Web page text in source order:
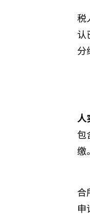
税
认
分
人
包
缴
合
申